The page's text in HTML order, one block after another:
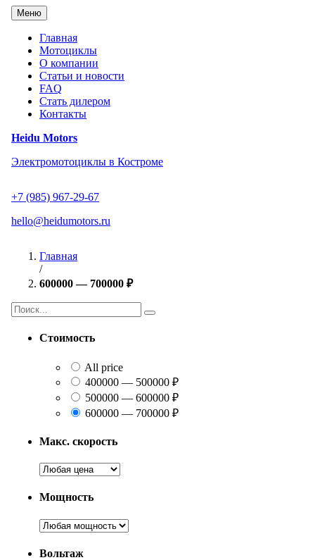
Перейти
содержанию
Heidu Motors
Электромотоциклы в Костроме
+7 (985) 967-29-67
hello@heidumotors.ru
Меню
Главная
Мотоциклы
О компании
Статьи и новости
FAQ
Стать дилером
Контакты
Главная
/
600000 — 700000 ₽
Найти:
Стоимость
All price
400000 — 500000 ₽
500000 — 600000 ₽
600000 — 700000 ₽
Макс. скорость
Мощность
Вольтаж